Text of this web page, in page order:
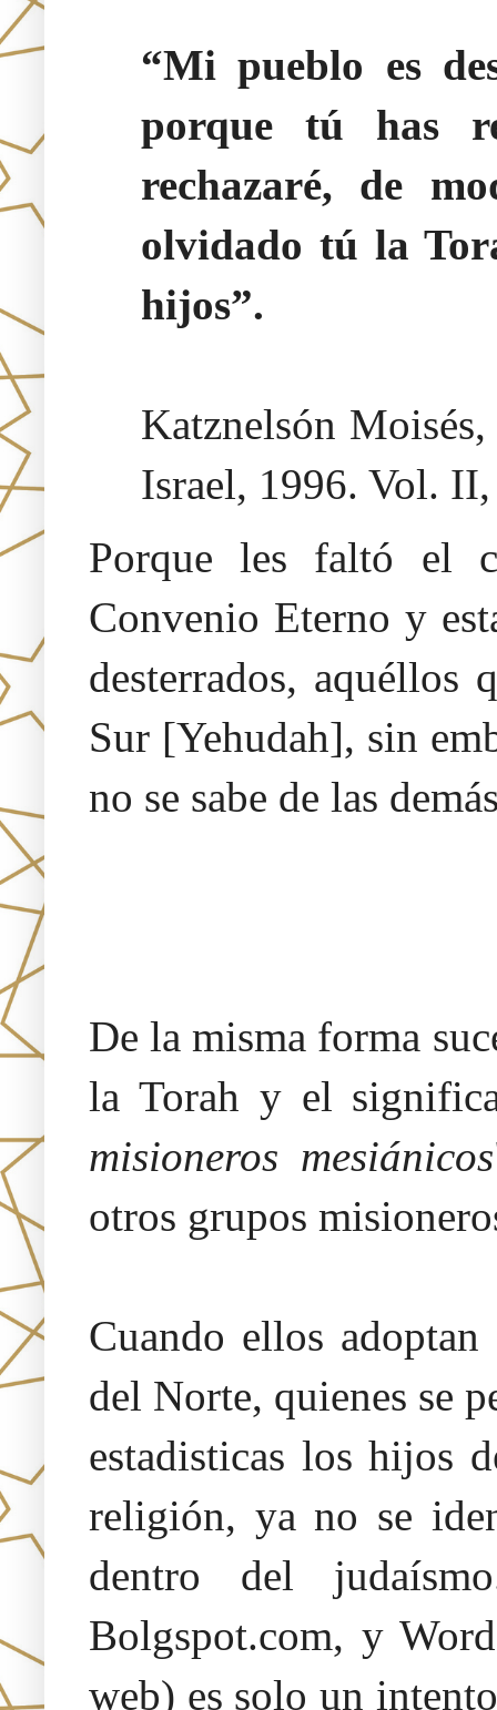
“Mi pueblo es
porque tú has
rechazaré, de
olvidado tú la
hijos”.
Katznelsón
Israel, 1996. Vol.
Porque les faltó el
Convenio Eterno y
desterrados,
Sur [Yehudah], sin
no se sabe de las
De la misma forma
la Torah y el
misioneros mesiánicos
otros grupos
Cuando ellos
del Norte, quienes se
estadisticas los hijos
religión, ya no se
dentro del
Bolgspot.com, y
web) es solo un